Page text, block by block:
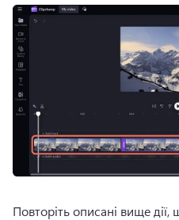
Повторіть описані вище дії,